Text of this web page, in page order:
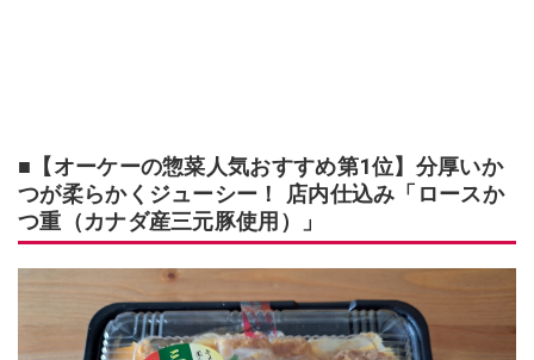
■【オーケーの惣菜人気おすすめ第1位】分厚いか
つが柔らかくジューシー！ 店内仕込み「ロースか
つ重（カナダ産三元豚使用）」